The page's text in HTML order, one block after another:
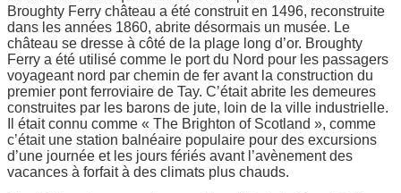
Broughty Ferry château a été construit en 1496, reconstruite
dans les années 1860, abrite désormais un musée. Le
château se dresse à côté de la plage long d’or. Broughty
Ferry a été utilisé comme le port du Nord pour les passagers
voyageant nord par chemin de fer avant la construction du
premier pont ferroviaire de Tay. C’était abrite les demeures
construites par les barons de jute, loin de la ville industrielle.
Il était connu comme « The Brighton of Scotland », comme
c’était une station balnéaire populaire pour des excursions
d’une journée et les jours fériés avant l’avènement des
vacances à forfait à des climats plus chauds.